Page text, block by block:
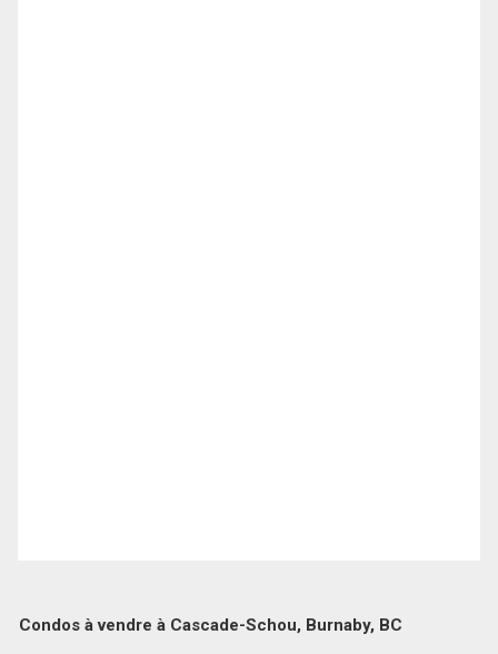
Condos à vendre à Cascade-Schou, Burnaby, BC